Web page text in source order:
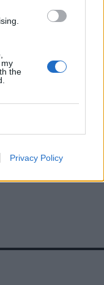
the
Privacy Policy